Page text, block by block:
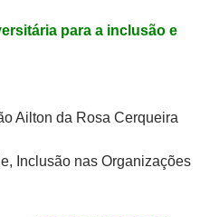
para a inclusão e
Ailton da Rosa Cerqueira
Inclusão nas Organizações